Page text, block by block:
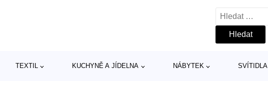
Vyhledávání
TEXTIL KUCHYNĚ A JÍDELNA NÁBYTEK SVÍTIDLA